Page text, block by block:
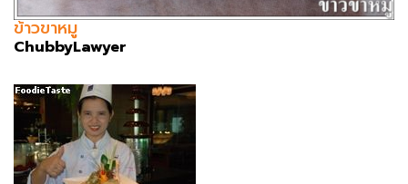
ข้าวขาหมู
ChubbyLawyer